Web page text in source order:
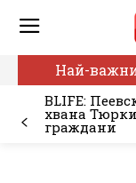
Най-
BLIFE:
хвана
граждани